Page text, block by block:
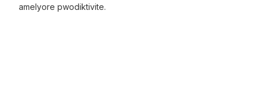
amelyore pwodiktivite.